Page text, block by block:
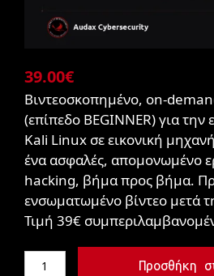
39.00€
Βιντεοσκοπημένο, on-
(επίπεδο BEGINNER) για την
Kali Linux σε εικονική
ένα ασφαλές, απομονωμένο
hacking, βήμα προς βήμα.
ενσωματωμένο βίντεο μετά
Τιμή 39€
Προσθήκη